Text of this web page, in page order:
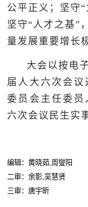
公平正义；坚守
坚守“人才之基”
量发展重要增长
大会以按电
届人大六次会议
委员会主任委员
六次会议民生实
编辑：黄晓茹,周燮阳
二审：余影,吴慧贤
三审：唐宇昕